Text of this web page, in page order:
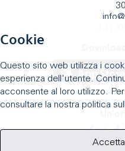
info@
Cookie
Questo sito web utilizza i
esperienza dell'utente.
acconsente al loro utilizzo.
consultare la nostra politica